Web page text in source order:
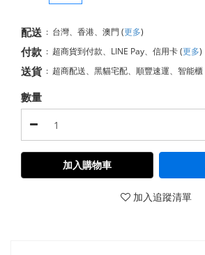
配送 : 台灣、香港、澳門 (更多)
付款 : 超商貨到付款、LINE Pay、信用卡(更多)
送貨 : 超商配送、黑貓宅配、順豐速運、智能櫃
數量
加入購物車
加入追蹤清單